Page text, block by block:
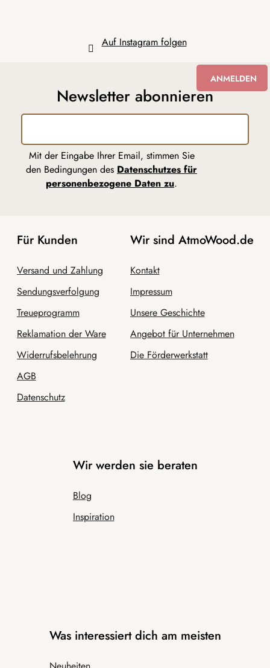
Auf Instagram folgen
Newsletter abonnieren
Mit der Eingabe Ihrer Email, stimmen Sie
den Bedingungen des Datenschutzes für
personenbezogene Daten zu.
ANMELDEN
Für Kunden
Versand und Zahlung
Sendungsverfolgung
Treueprogramm
Reklamation der Ware
Widerrufsbelehrung
AGB
Datenschutz
Wir sind AtmoWood.de
Kontakt
Impressum
Unsere Geschichte
Angebot für Unternehmen
Die Förderwerkstatt
Wir werden sie beraten
Blog
Inspiration
Was interessiert dich am meisten